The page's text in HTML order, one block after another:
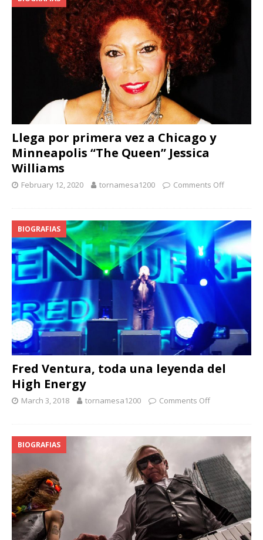
Llega por primera vez a Chicago y
Minneapolis “The Queen” Jessica
Williams
February 12, 2020 tornamesa1200 Comments Off
BIOGRAFIAS
Fred Ventura, toda una leyenda del
High Energy
March 3, 2018 tornamesa1200 Comments Off
BIOGRAFIAS